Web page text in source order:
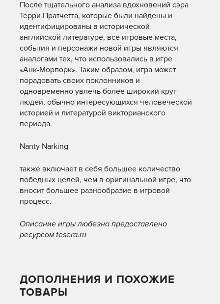
После тщательного анализа вдохновений сэра
Терри Пратчетта, которые были найдены и
идентифицированы в исторической
английской литературе, все игровые места,
события и персонажи новой игры являются
аналогами тех, что использовались в игре
«Анк-Морпорк». Таким образом, игра может
порадовать своих поклонников и
одновременно увлечь более широкий круг
людей, обычно интересующихся человеческой
историей и литературой викторианского
периода.
Nanty Narking
также включает в себя большее количество
победных целей, чем в оригинальной игре, что
вносит большее разнообразие в игровой
процесс.
Описание игры любезно предоставлено
ресурсом tesera.ru
ДОПОЛНЕНИЯ И ПОХОЖИЕ
ТОВАРЫ